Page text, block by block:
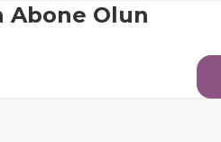
Abone Olun